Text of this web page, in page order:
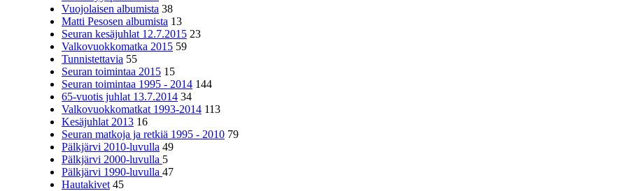
Vuojolaisen albumista 38
Matti Pesosen albumista 13
Seuran kesäjuhlat 12.7.2015 23
Valkovuokkomatka 2015 59
Tunnistettavia 55
Seuran toimintaa 2015 15
Seuran toimintaa 1995 - 2014 144
65-vuotis juhlat 13.7.2014 34
Valkovuokkomatkat 1993-2014 113
Kesäjuhlat 2013 16
Seuran matkoja ja retkiä 1995 - 2010 79
Pälkjärvi 2010-luvulla 49
Pälkjärvi 2000-luvulla 5
Pälkjärvi 1990-luvulla 47
Hautakivet 45